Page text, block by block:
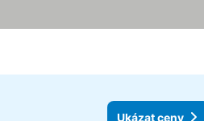
Ukázat ceny